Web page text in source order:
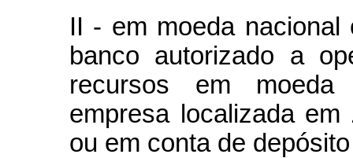
II - em moeda
banco autorizado a
recursos em moeda
empresa localizada
ou em conta de